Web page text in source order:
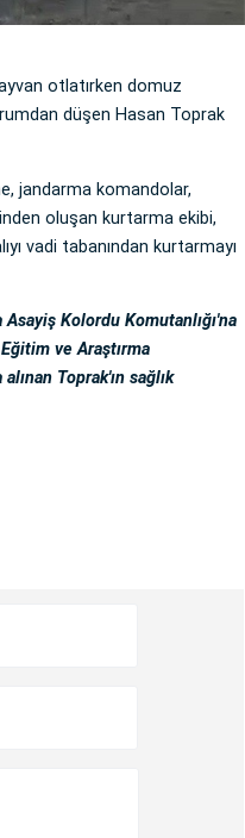
otlatırken domuz
düşen Hasan Toprak
jandarma komandolar,
oluşan kurtarma ekibi,
vadi tabanından kurtarmayı
Kolordu Komutanlığı'na
ve Araştırma
Toprak'ın sağlık